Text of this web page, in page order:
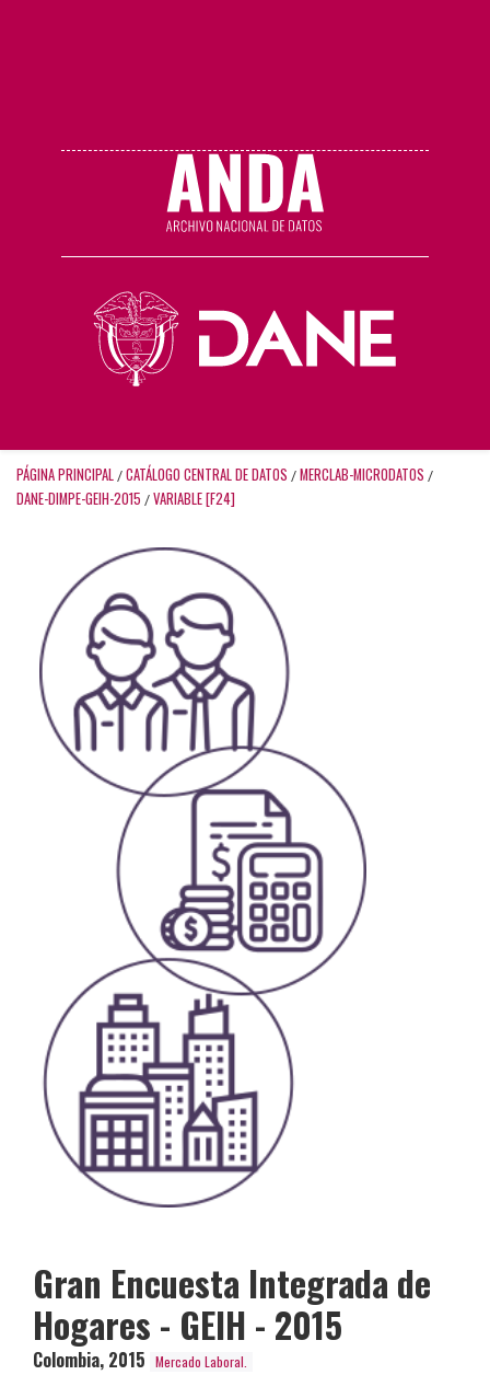
PÁGINA PRINCIPAL / CATÁLOGO CENTRAL DE DATOS / MERCLAB-MICRODATOS /
DANE-DIMPE-GEIH-2015 / VARIABLE [F24]
Gran Encuesta Integrada de
Hogares - GEIH - 2015
Colombia, 2015 Mercado Laboral.